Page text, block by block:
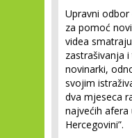
Upravni
za pomoć
videa
zastrašivanja
novinarki,
svojim
dva mjeseca
najvećih
Hercegovini”.